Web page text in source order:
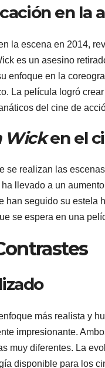
en la
la escena en 2014,
es un asesino
enfoque en la
La película logró
del cine de
Wicken el
se realizan las
llevado a un
han seguido su estela
se espera en una
más realista y
impresionante.
muy diferentes. La
disponible para los